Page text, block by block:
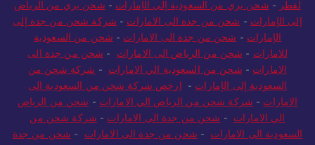
لقطر-شحن بري من السعودية إلى الإمارات-شحن بري من الرياض
إلى الإمارات -شحن من جدة الى الامارات- شركة شحن من جدة إلى
الإمارات -شحن من جدة الى الامارات- شحن من السعودية
للامارات-شحن من الرياض الى الامارات-شحن من جدة الى
الامارات-شحن من السعودية الي الامارات -شركة شحن من
السعودية إلى الإمارات-ارخص شركة شحن من السعودية الى
الامارات- شركة شحن من الرياض الي الامارات-شحن من الرياض
الي الامارات-شحن من جدة الى الامارات-شركة شحن من
السعودية الى الامارات-شحن من جدة الى الامارات- شحن من جدة